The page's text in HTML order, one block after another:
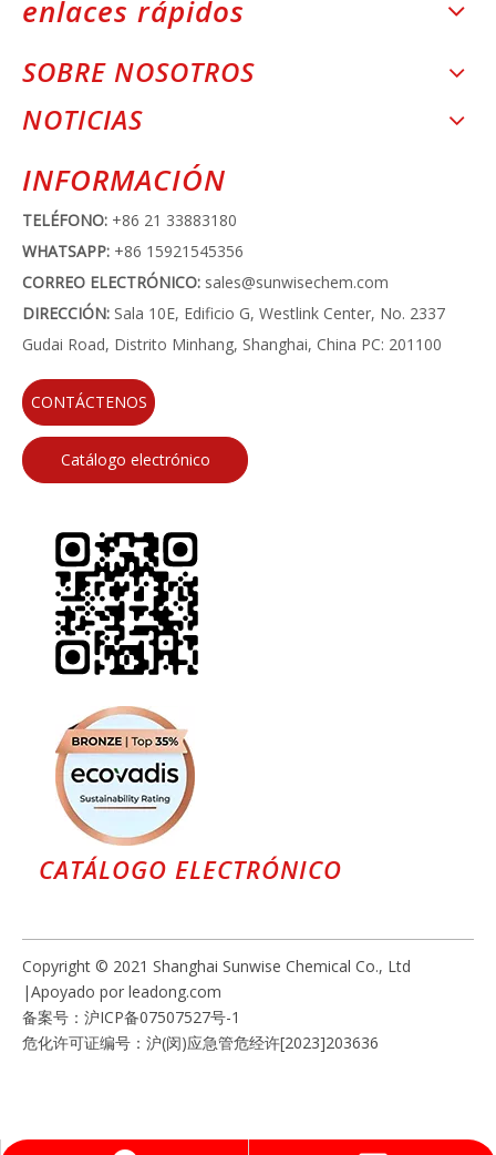
enlaces rápidos
SOBRE NOSOTROS
NOTICIAS
INFORMACIÓN
TELÉFONO: +86 21 33883180
WHATSAPP: +86 15921545356
CORREO ELECTRÓNICO: sales@sunwisechem.com
DIRECCIÓN: Sala 10E, Edificio G, Westlink Center, No. 2337
Gudai Road, Distrito Minhang, Shanghai, China PC: 201100
CONTÁCTENOS
Catálogo electrónico
CATÁLOGO ELECTRÓNICO
Copyright © 2021 Shanghai Sunwise Chemical Co., Ltd
|Apoyado por leadong.com
备案号： 沪ICP备07507527号-1
危化许可证编号：沪(闵)应急管危经许[2023]203636